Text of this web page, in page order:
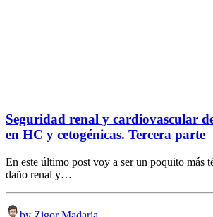
Seguridad renal y cardiovascular
en HC y cetogénicas. Tercera parte
En este último post voy a ser un poquito más
daño renal y…